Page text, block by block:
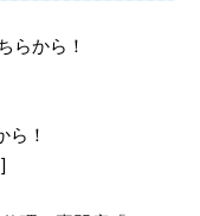
らから！
！
]